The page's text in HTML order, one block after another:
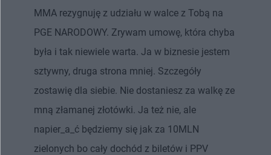
MMA rezygnuję z udziału w walce z Tobą na
PGE NARODOWY. Zrywam umowę, która chyba
była i tak niewiele warta. Ja w biznesie jestem
sztywny, druga strona mniej. Szczegóły
zostawię dla siebie. Nie dostaniesz za walkę ze
mną złamanej złotówki. Ja też nie, ale
napier_a_ć będziemy się jak za 10MLN
zielonych bo cały dochód z biletów i PPV